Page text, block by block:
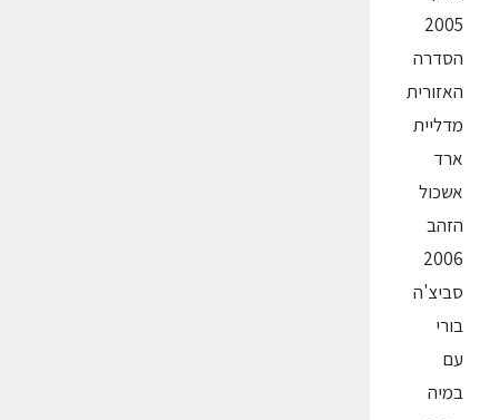
2005
הסדרה
האזורית
מדליית
ארד
אשכול
הזהב
2006
סביצ'ה
בורי
עם
במיה